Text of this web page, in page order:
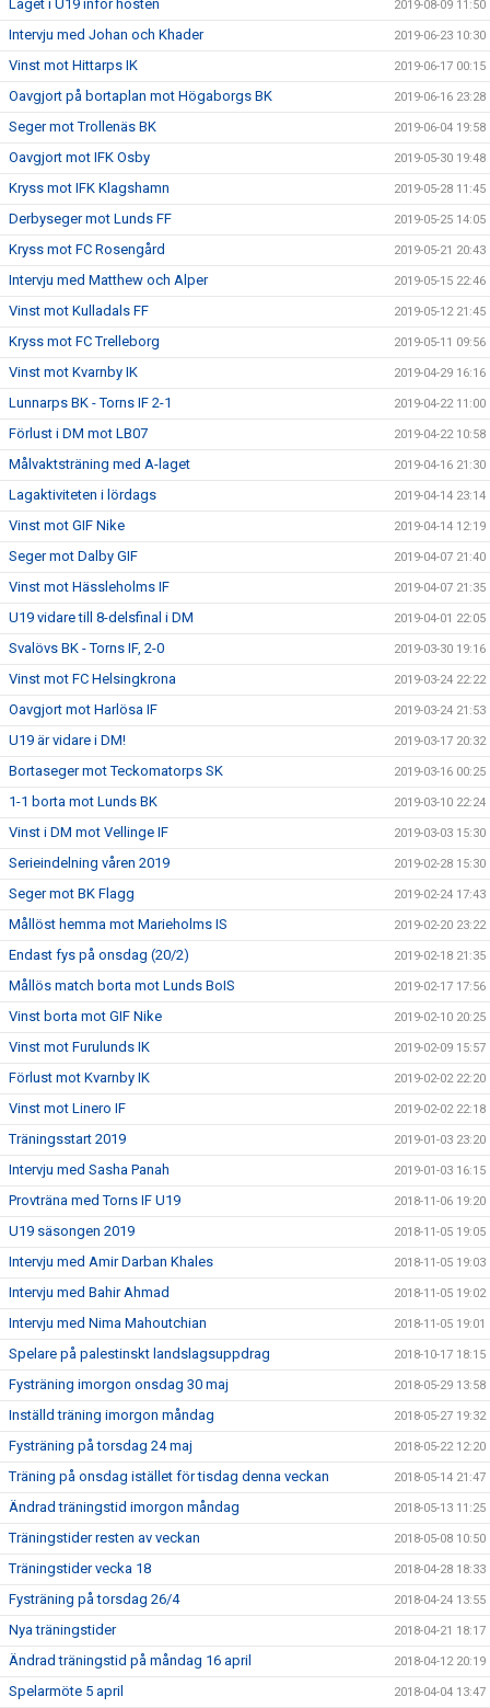
Läget i U19 inför hösten 2019-08-09 11:50
Intervju med Johan och Khader 2019-06-23 10:30
Vinst mot Hittarps IK 2019-06-17 00:15
Oavgjort på bortaplan mot Högaborgs BK 2019-06-16 23:28
Seger mot Trollenäs BK 2019-06-04 19:58
Oavgjort mot IFK Osby 2019-05-30 19:48
Kryss mot IFK Klagshamn 2019-05-28 11:45
Derbyseger mot Lunds FF 2019-05-25 14:05
Kryss mot FC Rosengård 2019-05-21 20:43
Intervju med Matthew och Alper 2019-05-15 22:46
Vinst mot Kulladals FF 2019-05-12 21:45
Kryss mot FC Trelleborg 2019-05-11 09:56
Vinst mot Kvarnby IK 2019-04-29 16:16
Lunnarps BK - Torns IF 2-1 2019-04-22 11:00
Förlust i DM mot LB07 2019-04-22 10:58
Målvaktsträning med A-laget 2019-04-16 21:30
Lagaktiviteten i lördags 2019-04-14 23:14
Vinst mot GIF Nike 2019-04-14 12:19
Seger mot Dalby GIF 2019-04-07 21:40
Vinst mot Hässleholms IF 2019-04-07 21:35
U19 vidare till 8-delsfinal i DM 2019-04-01 22:05
Svalövs BK - Torns IF, 2-0 2019-03-30 19:16
Vinst mot FC Helsingkrona 2019-03-24 22:22
Oavgjort mot Harlösa IF 2019-03-24 21:53
U19 är vidare i DM! 2019-03-17 20:32
Bortaseger mot Teckomatorps SK 2019-03-16 00:25
1-1 borta mot Lunds BK 2019-03-10 22:24
Vinst i DM mot Vellinge IF 2019-03-03 15:30
Serieindelning våren 2019 2019-02-28 15:30
Seger mot BK Flagg 2019-02-24 17:43
Mållöst hemma mot Marieholms IS 2019-02-20 23:22
Endast fys på onsdag (20/2) 2019-02-18 21:35
Mållös match borta mot Lunds BoIS 2019-02-17 17:56
Vinst borta mot GIF Nike 2019-02-10 20:25
Vinst mot Furulunds IK 2019-02-09 15:57
Förlust mot Kvarnby IK 2019-02-02 22:20
Vinst mot Linero IF 2019-02-02 22:18
Träningsstart 2019 2019-01-03 23:20
Intervju med Sasha Panah 2019-01-03 16:15
Provträna med Torns IF U19 2018-11-06 19:20
U19 säsongen 2019 2018-11-05 19:05
Intervju med Amir Darban Khales 2018-11-05 19:03
Intervju med Bahir Ahmad 2018-11-05 19:02
Intervju med Nima Mahoutchian 2018-11-05 19:01
Spelare på palestinskt landslagsuppdrag 2018-10-17 18:15
Fysträning imorgon onsdag 30 maj 2018-05-29 13:58
Inställd träning imorgon måndag 2018-05-27 19:32
Fysträning på torsdag 24 maj 2018-05-22 12:20
Träning på onsdag istället för tisdag denna veckan 2018-05-14 21:47
Ändrad träningstid imorgon måndag 2018-05-13 11:25
Träningstider resten av veckan 2018-05-08 10:50
Träningstider vecka 18 2018-04-28 18:33
Fysträning på torsdag 26/4 2018-04-24 13:55
Nya träningstider 2018-04-21 18:17
Ändrad träningstid på måndag 16 april 2018-04-12 20:19
Spelarmöte 5 april 2018-04-04 13:47